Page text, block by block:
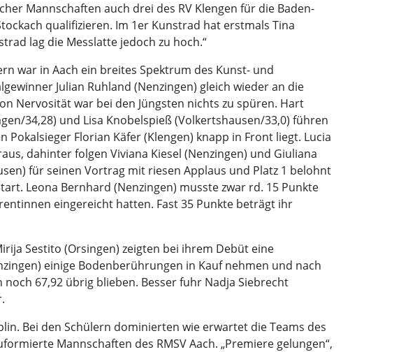
Mannschaften auch drei des RV Klengen für die Baden-
qualifizieren. Im 1er Kunstrad hat erstmals Tina
lag die Messlatte jedoch zu hoch.“
war in Aach ein breites Spektrum des Kunst- und
Julian Ruhland (Nenzingen) gleich wieder an die
Nervosität war bei den Jüngsten nichts zu spüren. Hart
34,28) und Lisa Knobelspieß (Volkertshausen/33,0) führen
Florian Käfer (Klengen) knapp in Front liegt. Lucia
dahinter folgen Viviana Kiesel (Nenzingen) und Giuliana
für seinen Vortrag mit riesen Applaus und Platz 1 belohnt
Leona Bernhard (Nenzingen) musste zwar rd. 15 Punkte
eingereicht hatten. Fast 35 Punkte beträgt ihr
Sestito (Orsingen) zeigten bei ihrem Debüt eine
einige Bodenberührungen in Kauf nehmen und nach
67,92 übrig blieben. Besser fuhr Nadja Siebrecht
Bei den Schülern dominierten wie erwartet die Teams des
Mannschaften des RMSV Aach. „Premiere gelungen“,